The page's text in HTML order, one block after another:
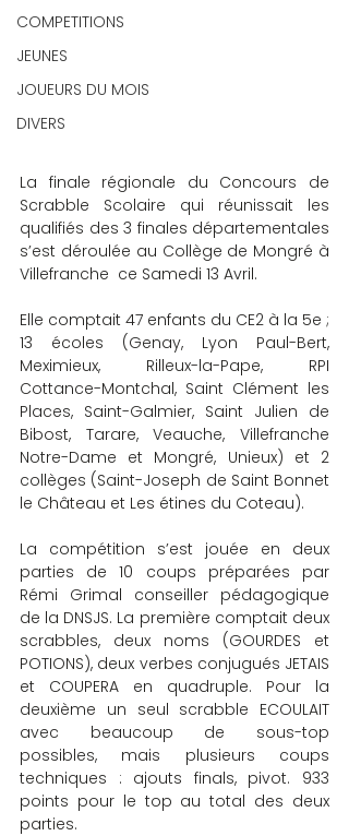
COMPETITIONS
JEUNES
JOUEURS DU MOIS
DIVERS
La finale régionale du Concours de
Scrabble Scolaire qui réunissait les
qualifiés des 3 finales départementales
s’est déroulée au Collège de Mongré à
Villefranche  ce Samedi 13 Avril.
Elle comptait 47 enfants du CE2 à la 5e ;
13 écoles (Genay, Lyon Paul-Bert,
Meximieux, Rilleux-la-Pape, RPI
Cottance-Montchal, Saint Clément les
Places, Saint-Galmier, Saint Julien de
Bibost, Tarare, Veauche, Villefranche
Notre-Dame et Mongré, Unieux) et 2
collèges (Saint-Joseph de Saint Bonnet
le Château et Les étines du Coteau).
La compétition s’est jouée en deux
parties de 10 coups préparées par
Rémi Grimal conseiller pédagogique
de la DNSJS. La première comptait deux
scrabbles, deux noms (GOURDES et
POTIONS), deux verbes conjugués JETAIS
et COUPERA en quadruple. Pour la
deuxième un seul scrabble ECOULAIT
avec beaucoup de sous-top
possibles, mais plusieurs coups
techniques : ajouts finals, pivot. 933
points pour le top au total des deux
parties.